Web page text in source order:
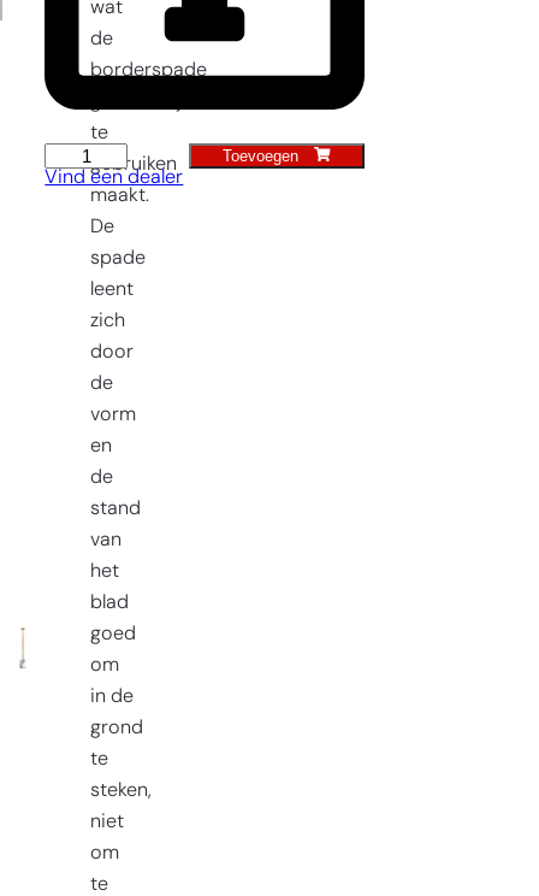
Border
Spade
aantal
Toevoegen
Vind een dealer
wat
de
borderspade
te
gebruiken
maakt.
De
spade
leent
zich
door
de
vorm
en
de
stand
van
het
blad
goed
om
in de
grond
te
steken,
niet
om
te